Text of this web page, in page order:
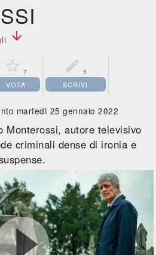

 7
VOTA
 5
SCRIVI
martedì 25 gennaio 2022
Monterossi, autore televisivo
criminali dense di ironia e